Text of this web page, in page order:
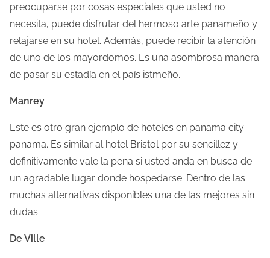
preocuparse por cosas especiales que usted no
necesita, puede disfrutar del hermoso arte panameño y
relajarse en su hotel. Además, puede recibir la atención
de uno de los mayordomos. Es una asombrosa manera
de pasar su estadía en el país istmeño.
Manrey
Este es otro gran ejemplo de hoteles en panama city
panama. Es similar al hotel Bristol por su sencillez y
definitivamente vale la pena si usted anda en busca de
un agradable lugar donde hospedarse. Dentro de las
muchas alternativas disponibles una de las mejores sin
dudas.
De Ville